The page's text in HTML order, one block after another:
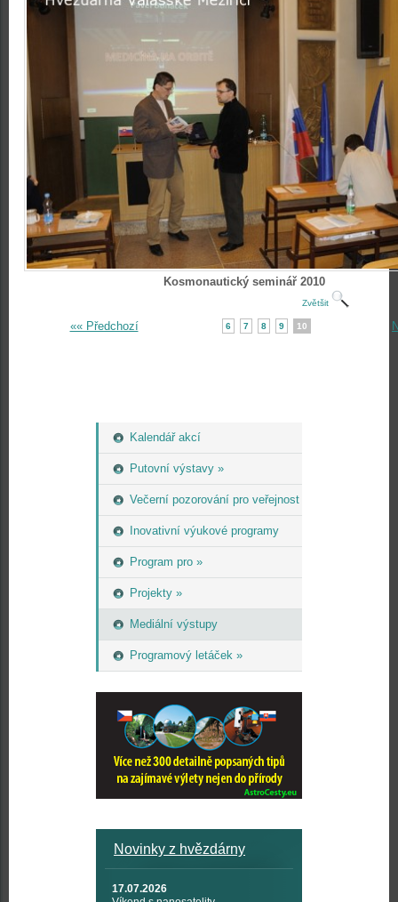
Kalendář akcí
Putovní výstavy »
Večerní pozorování pro veřejnost
Inovativní výukové programy
Program pro »
Projekty »
Mediální výstupy
Programový letáček »
Novinky z hvězdárny
17.07.2026
Kosmonautický seminář 2010
Zvětšit
«« Předchozí 6 7 8 9 10